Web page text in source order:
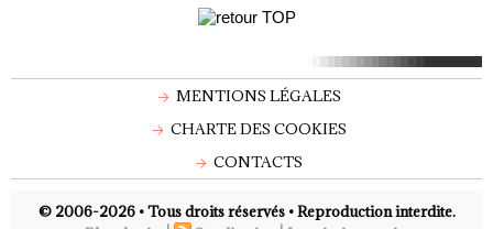
MENTIONS LÉGALES
CHARTE DES COOKIES
CONTACTS
© 2006-2026 • Tous droits réservés • Reproduction interdite.